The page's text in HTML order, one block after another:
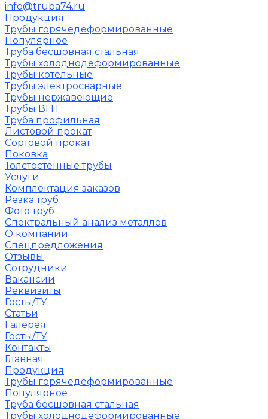
info@truba74.ru
Продукция
Трубы горячедеформированные
Популярное
Труба бесшовная стальная
Трубы холоднодеформированные
Трубы котельные
Трубы электросварные
Трубы нержавеющие
Трубы ВГП
Труба профильная
Листовой прокат
Сортовой прокат
Поковка
Толстостенные трубы
Услуги
Комплектация заказов
Резка труб
Фото труб
Спектральный анализ металлов
О компании
Спецпредложения
Отзывы
Сотрудники
Вакансии
Реквизиты
Госты/ТУ
Статьи
Галерея
Госты/ТУ
Контакты
Главная
Продукция
Трубы горячедеформированные
Популярное
Труба бесшовная стальная
Трубы холоднодеформированные